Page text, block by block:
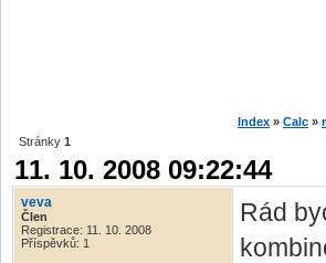
Index » Calc »
Stránky 1
11. 10. 2008 09:22:44
veva
Člen
Registrace: 11. 10. 2008
Příspěvků: 1
Rád